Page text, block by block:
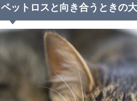
ペットロスと向き合うときの